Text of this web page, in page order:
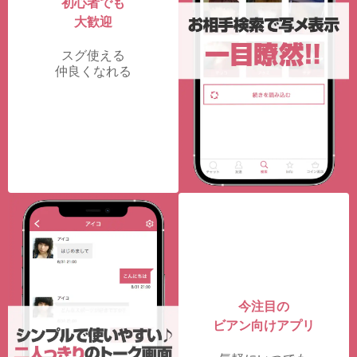
初心者でも
大歓迎
スグ使える
仲良くなれる
今注目の
ビアン向けアプリ